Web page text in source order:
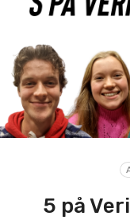
5 på